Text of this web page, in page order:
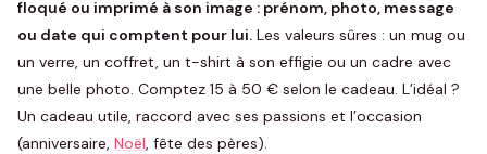
floqué ou imprimé à son image : prénom, photo, message
ou date qui comptent pour lui. Les valeurs sûres : un mug ou
un verre, un coffret, un t-shirt à son effigie ou un cadre avec
une belle photo. Comptez 15 à 50 € selon le cadeau. L’idéal ?
Un cadeau utile, raccord avec ses passions et l’occasion
(anniversaire, Noël, fête des pères).